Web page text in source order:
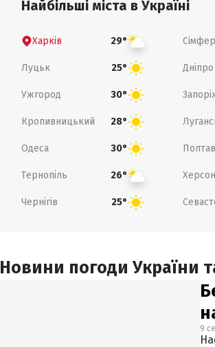
Найбільші міста в Україні
Харків 29°
Луцьк 25° Дніпро
Ужгород 30°
Кропивницький 28°
Одеса 30°
Тернопіль 26° Херсон
Чернігів 25°
Новини погоди України
9